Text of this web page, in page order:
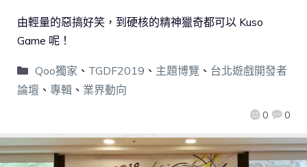
0 0
由輕量的惡搞好笑，到硬核的精神獵奇都可以 Kuso
Game 呢！
Qoo獨家 、 TGDF2019 、 主題博覽 、 台北遊戲開發者
論壇 、 專輯 、 業界動向